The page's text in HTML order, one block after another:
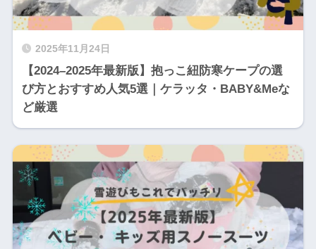
2025年11月24日
【2024–2025年最新版】抱っこ紐防寒ケープの選
び方とおすすめ人気5選｜ケラッタ・BABY&Meな
ど厳選